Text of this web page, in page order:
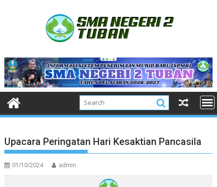
Upacara Peringatan Hari Kesaktian Pancasila
01/10/2024 admin